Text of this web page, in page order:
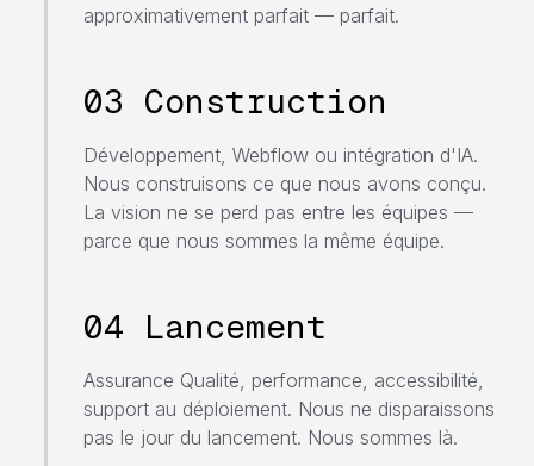
approximativement parfait — parfait.
03 Construction
Développement, Webflow ou intégration d'IA.
Nous construisons ce que nous avons conçu.
La vision ne se perd pas entre les équipes —
parce que nous sommes la même équipe.
04 Lancement
Assurance Qualité, performance, accessibilité,
support au déploiement. Nous ne disparaissons
pas le jour du lancement. Nous sommes là.